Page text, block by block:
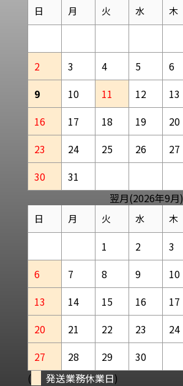
日 月 火 水 木
2
3 4 5 6
9
10 11 12 13
16
17 18 19 20
23
24 25 26 27
30
31
翌月(2026年9月)
日 月 火 水 木
1 2 3
6
7 8 9 10
13
14 15 16 17
20
21 22 23 24
27
28 29
30
(
発送業務休業日)